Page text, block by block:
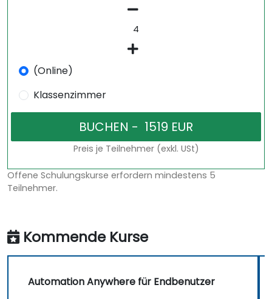
(Online)
Klassenzimmer
Preis je Teilnehmer (exkl. USt)
Offene Schulungskurse erfordern mindestens 5
Teilnehmer.
Kommende Kurse
Automation Anywhere für Endbenutzer